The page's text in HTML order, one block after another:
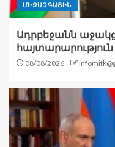
ՄԻՋԱԶԳԱՅԻՆ
Ադրբեջանն
հայտարարություն
08/08/2026